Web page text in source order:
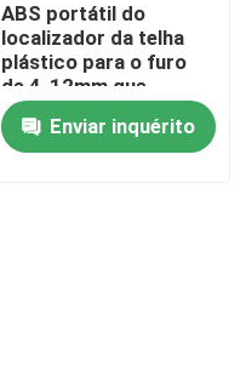
ABS portátil do
localizador da telha
plástico para o furo
de 4-12mm que
encontra a superfície
cerâmica de vidro do
mármore da
Enviar inquérito